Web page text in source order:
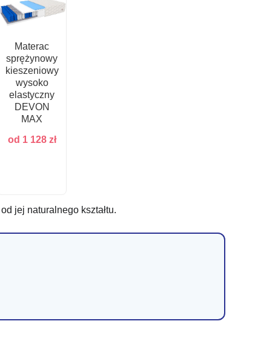
Materac
sprężynowy
kieszeniowy
wysoko
elastyczny
DEVON
MAX
od 1 128 zł
jej naturalnego kształtu.